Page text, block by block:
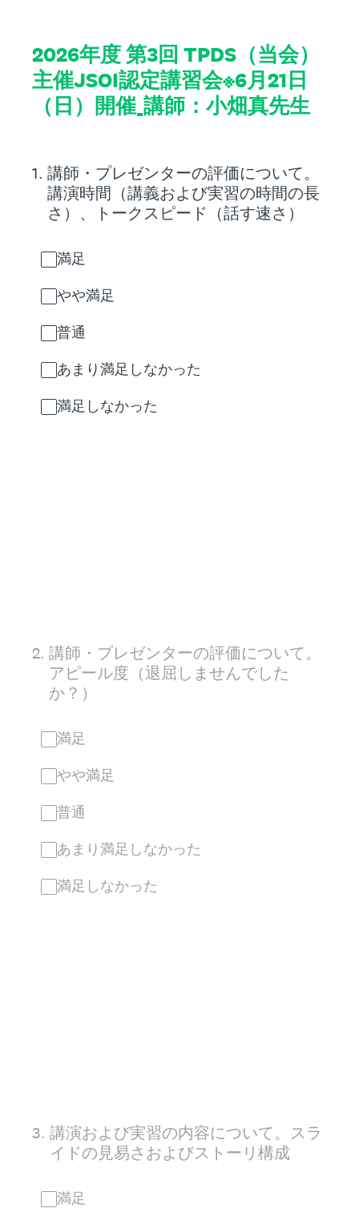
2026年度 第3回 TPDS（当会）
主催JSOI認定講習会※6月21日
（日）開催_講師：小畑真先生
1. 講師・プレゼンターの評価について。
講演時間（講義および実習の時間の長
さ）、トークスピード（話す速さ）
満足
やや満足
普通
あまり満足しなかった
満足しなかった
2. 講師・プレゼンターの評価について。
アピール度（退屈しませんでした
か？）
満足
やや満足
普通
あまり満足しなかった
満足しなかった
3. 講演および実習の内容について。スラ
イドの見易さおよびストーリ構成
満足